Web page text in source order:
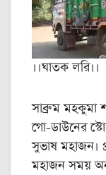
।।ঘাতক লরি।।
সাব্রুম মহকুমা
গো-ডাউনের
সুভাষ মহাজন।
মহাজন সময়